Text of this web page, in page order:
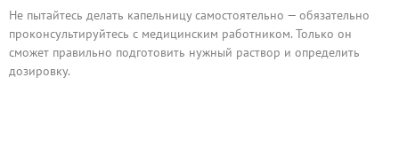
Не пытайтесь делать капельницу самостоятельно — обязательно
проконсультируйтесь с медицинским работником. Только он
сможет правильно подготовить нужный раствор и определить
дозировку.